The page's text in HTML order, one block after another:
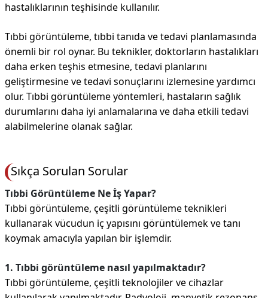
hastalıklarının teşhisinde kullanılır.
Tıbbi görüntüleme, tıbbi tanıda ve tedavi planlamasında
önemli bir rol oynar. Bu teknikler, doktorların hastalıkları
daha erken teşhis etmesine, tedavi planlarını
geliştirmesine ve tedavi sonuçlarını izlemesine yardımcı
olur. Tıbbi görüntüleme yöntemleri, hastaların sağlık
durumlarını daha iyi anlamalarına ve daha etkili tedavi
alabilmelerine olanak sağlar.
Sıkça Sorulan Sorular
Tıbbi Görüntüleme Ne İş Yapar?
Tıbbi görüntüleme, çeşitli görüntüleme teknikleri
kullanarak vücudun iç yapısını görüntülemek ve tanı
koymak amacıyla yapılan bir işlemdir.
1. Tıbbi görüntüleme nasıl yapılmaktadır?
Tıbbi görüntüleme, çeşitli teknolojiler ve cihazlar